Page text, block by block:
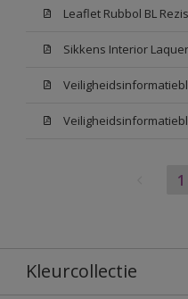
Leaflet Rubbol BL
1
Kleurcollectie